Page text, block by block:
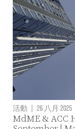
活動 26 八月 2025
MdME & ACC